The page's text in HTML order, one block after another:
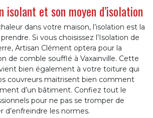
isolant et son moyen d’isolation
dans votre maison, l’isolation est la
Si vous choisissez l’Isolation de
Artisan Clément optera pour la
de comble soufflé à Vaxainville. Cette
bien également à votre toiture qui
couvreurs maitrisent bien comment
d’un bâtiment. Confiez tout le
pour ne pas se tromper de
d’enfreindre les normes.